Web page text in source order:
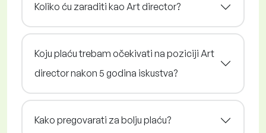
Koliko ću zaraditi kao Art director?
Koju plaću trebam očekivati na poziciji Art
director nakon 5 godina iskustva?
Kako pregovarati za bolju plaću?